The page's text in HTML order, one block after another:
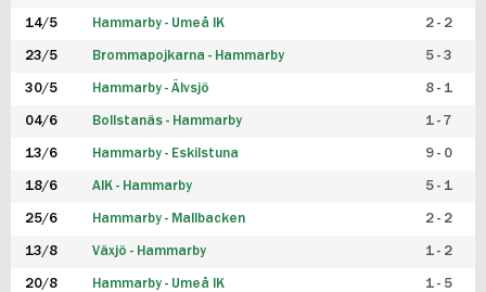
14/5 Hammarby - Umeå IK 2 - 2
23/5 Brommapojkarna - Hammarby 5 - 3
30/5 Hammarby - Älvsjö 8 - 1
04/6 Bollstanäs - Hammarby 1 - 7
13/6 Hammarby - Eskilstuna 9 - 0
18/6 AIK - Hammarby 5 - 1
25/6 Hammarby - Mallbacken 2 - 2
13/8 Växjö - Hammarby 1 - 2
20/8 Hammarby - Umeå IK 1 - 5